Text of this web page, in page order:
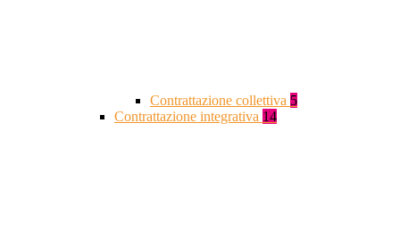
Contrattazione collettiva 5
Contrattazione integrativa 14